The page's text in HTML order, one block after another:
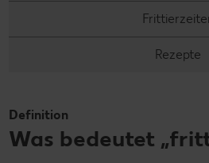
Rezepte
Definition
Was bedeutet